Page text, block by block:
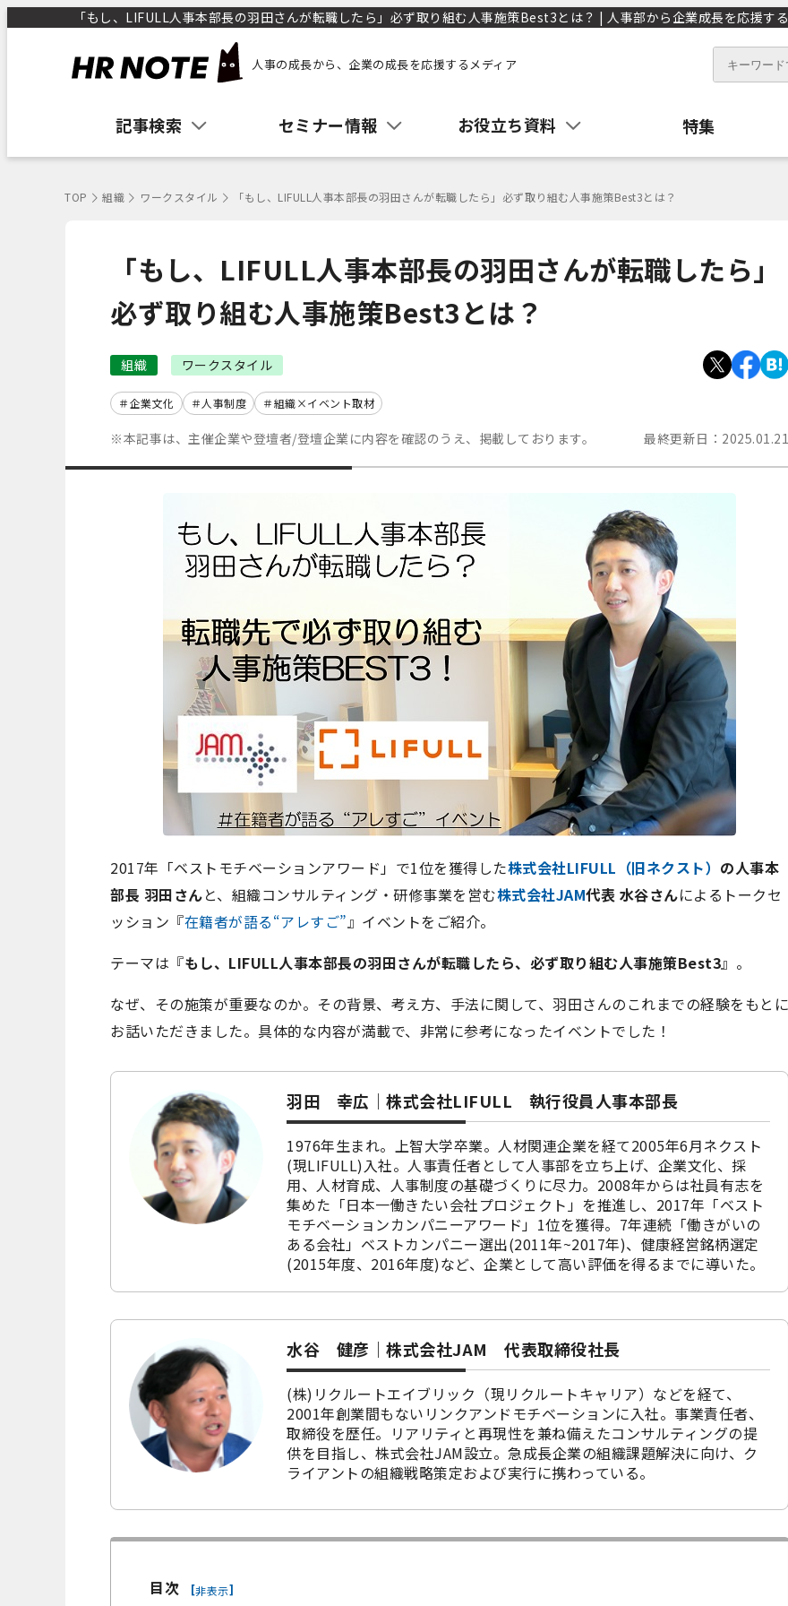
「もし、LIFULL人事本部長の羽田さんが転職したら」必ず取り組む人事施策Best3とは？ | 人事部から企業成長を応援す
人事の成長から、企業の成長を応援するメディア
記事検索 セミナー情報 お役立ち資料 特集
TOP 組織 ワークスタイル 「もし、LIFULL人事本部長の羽田さんが転職したら」必ず取り組む人事施策Best3とは？
「もし、LIFULL人事本部長の羽田さんが転職したら」
必ず取り組む人事施策Best3とは？
組織 ワークスタイル
企業文化 人事制度 組織×イベント取材
※本記事は、主催企業や登壇者/登壇企業に内容を確認のうえ、掲載しております。 最終更新日： 2025.01.21
2017年「ベストモチベーションアワード」で1位を獲得した株式会社LIFULL（旧ネクスト） の人事本
部長 羽田さんと、組織コンサルティング・研修事業を営む株式会社JAM代表 水谷さんによるトークセ
ッション『在籍者が語る“アレすご”』イベントをご紹介。
テーマは『もし、LIFULL人事本部長の羽田さんが転職したら、必ず取り組む人事施策Best3』。
なぜ、その施策が重要なのか。その背景、考え方、手法に関して、羽田さんのこれまでの経験をもとに
お話いただきました。具体的な内容が満載で、非常に参考になったイベントでした！
羽田 幸広｜株式会社LIFULL 執行役員人事本部長
1976年生まれ。上智大学卒業。人材関連企業を経て2005年6月ネクスト
(現LIFULL)入社。人事責任者として人事部を立ち上げ、企業文化、採
用、人材育成、人事制度の基礎づくりに尽力。2008年からは社員有志を
集めた「日本一働きたい会社プロジェクト」を推進し、2017年「ベスト
モチベーションカンパニーアワード」1位を獲得。7年連続「働きがいの
ある会社」ベストカンパニー選出(2011年~2017年)、健康経営銘柄選定
(2015年度、2016年度)など、企業として高い評価を得るまでに導いた。
水谷 健彦｜株式会社JAM 代表取締役社長
(株)リクルートエイブリック（現リクルートキャリア）などを経て、
2001年創業間もないリンクアンドモチベーションに入社。事業責任者、
取締役を歴任。リアリティと再現性を兼ね備えたコンサルティングの提
供を目指し、株式会社JAM設立。急成長企業の組織課題解決に向け、ク
ライアントの組織戦略策定および実行に携わっている。
目次 [非表示]